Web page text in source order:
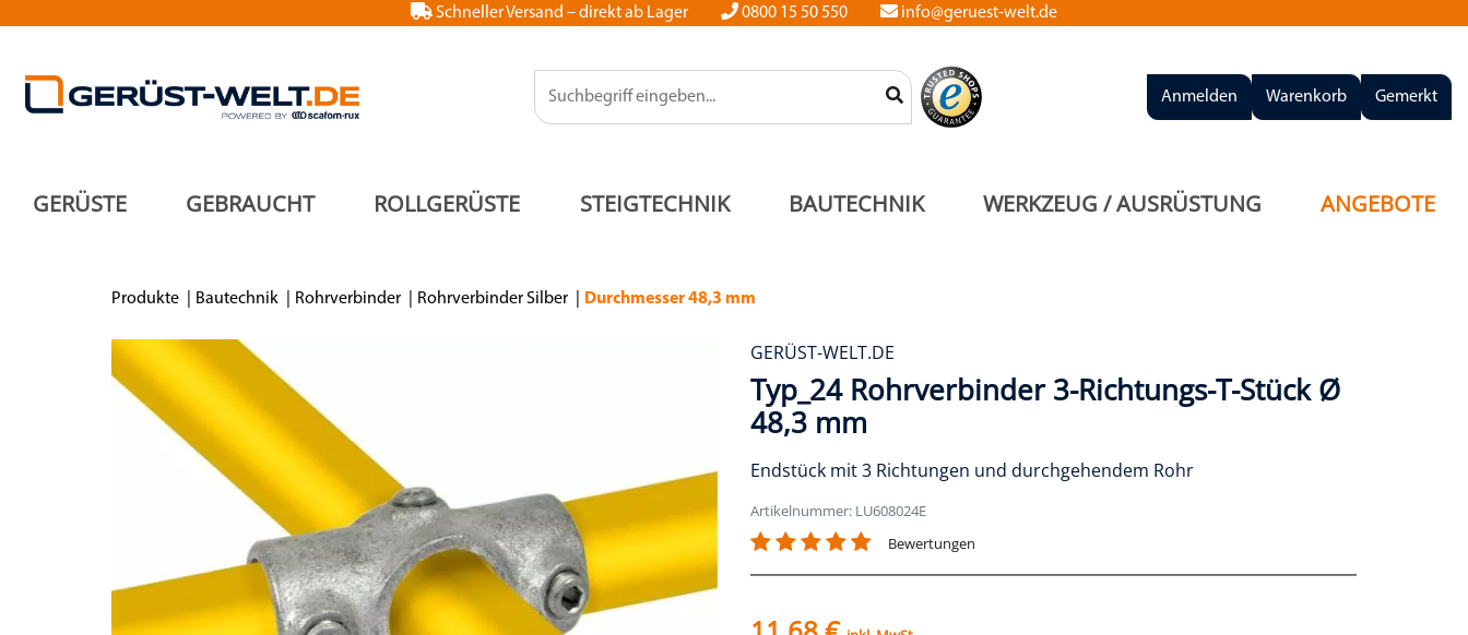
Schneller Versand – direkt ab Lager 0800 15 50 550 info@geruest-welt.de
Anmelden Warenkorb Gemerkt
GERÜSTE GEBRAUCHT ROLLGERÜSTE STEIGTECHNIK BAUTECHNIK WERKZEUG / AUSRÜSTUNG ANGEBOTE
Produkte Bautechnik Rohrverbinder Rohrverbinder Silber Durchmesser 48,3 mm
GERÜST-WELT.DE
Typ_24 Rohrverbinder 3-Richtungs-T-Stück Ø
48,3 mm
Endstück mit 3 Richtungen und durchgehendem Rohr
Artikelnummer: LU608024E
Bewertungen